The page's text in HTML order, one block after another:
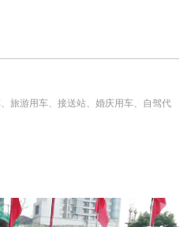
旅游用车、接送站、婚庆用车、自驾代